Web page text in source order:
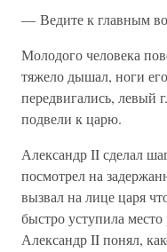
— Ведите к главным
Молодого человека
тяжело дышал, ноги
передвигались, левый
подвели к царю.
Александр II сделал
посмотрел на
вызвал на лице царя
быстро уступила
Александр II понял,